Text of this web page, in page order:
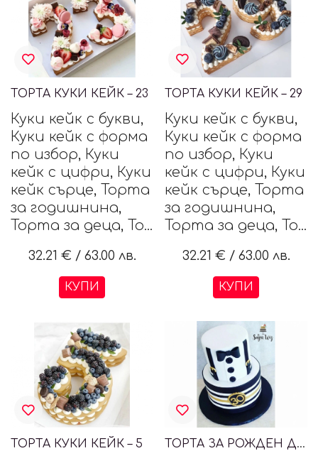
ТОРТА КУКИ КЕЙК – 23
Куки кейк с букви,
Куки кейк с форма
по избор, Куки
кейк с цифри, Куки
кейк сърце, Торта
за годишнина,
Торта за деца, То...
32.21 € / 63.00 лв.
КУПИ
ТОРТА КУКИ КЕЙК – 29
Куки кейк с букви,
Куки кейк с форма
по избор, Куки
кейк с цифри, Куки
кейк сърце, Торта
за годишнина,
Торта за деца, То...
32.21 € / 63.00 лв.
КУПИ
ТОРТА КУКИ КЕЙК – 5 ТОРТА ЗА РОЖДЕН ДЕН ДЖЕНТЪЛМЕН